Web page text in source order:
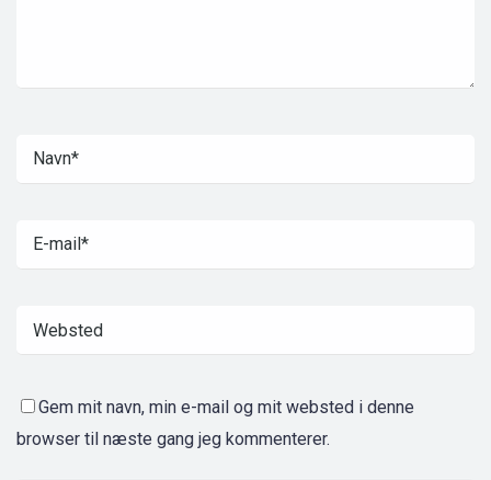
Gem mit navn, min e-mail og mit websted i denne
browser til næste gang jeg kommenterer.